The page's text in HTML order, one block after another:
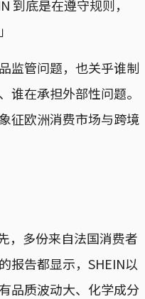
到底是在遵守规则，
监管问题，也关乎谁制
谁在承担外部性问题。
征欧洲消费市场与跨境
，多份来自法国消费者
报告都显示，SHEIN以
品质波动大、化学成分